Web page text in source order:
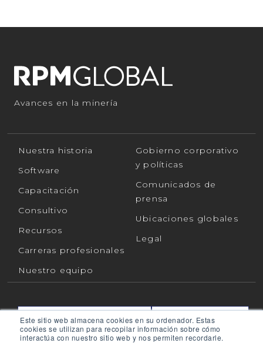
Este sitio web almacena cookies en su ordenador. Estas
cookies se utilizan para recopilar información sobre cómo
interactúa con nuestro sitio web y nos permiten recordarle.
Avances en la minería
Nuestra historia
Software
Capacitación
Consultivo
Recursos
Carreras profesionales
Nuestro equipo
Gobierno corporativo
y políticas
Comunicados de
prensa
Ubicaciones globales
Legal
CONTÁCTANOS APOYO